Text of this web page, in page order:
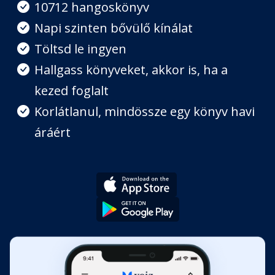
Fejezet hossza: 00:08:39
Első lépés – Az önbizalmat
károsító triggerek
Fejezet hossza: 00:07:58
Első lépés – Rossz szokások és
hiedelmek megtörése
Fejezet hossza: 00:13:28
Első lépés – Az önbizalom típusai
Fejezet hossza: 00:03:04
önbizalmad
Fejezet hossza: 00:16:33
10712 hangoskönyv
Napi szinten bővülő kínálat
Töltsd le ingyen
Hallgass könyveket, akkor is, ha a
kezed foglalt
Korlátlanul, mindössze egy könyv havi
áráért